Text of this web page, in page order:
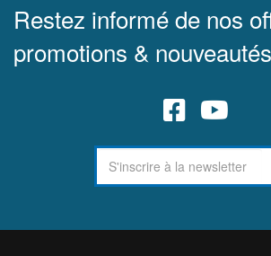
Restez informé de nos
promotions &